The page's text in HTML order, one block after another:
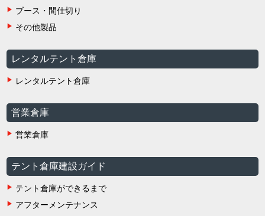
ブース・間仕切り
その他製品
レンタルテント倉庫
レンタルテント倉庫
営業倉庫
営業倉庫
テント倉庫建設ガイド
テント倉庫ができるまで
アフターメンテナンス